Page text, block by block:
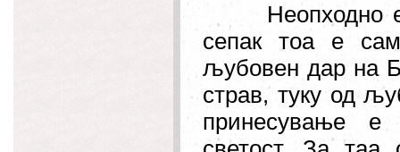
Неопходно
сепак тоа е
љубовен дар на
страв, туку од
принесување е